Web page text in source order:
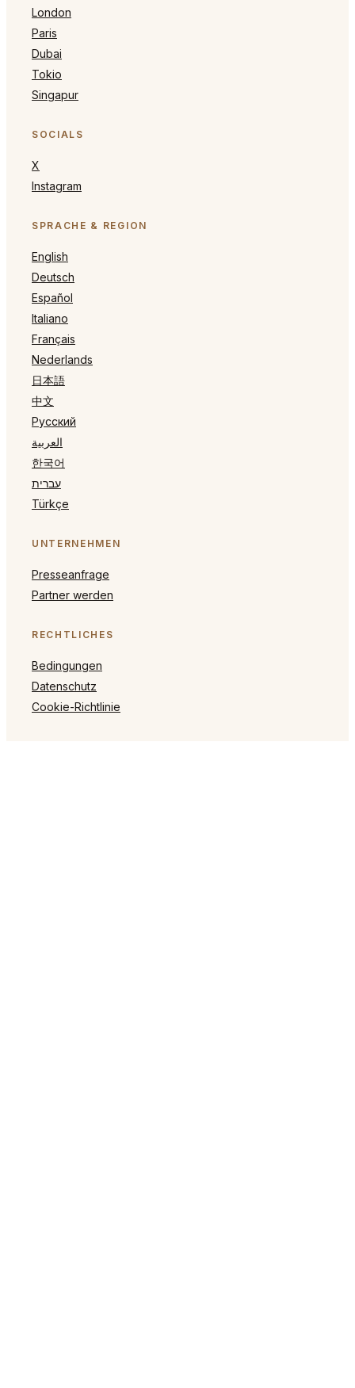
London
Paris
Dubai
Tokio
Singapur
SOCIALS
X
Instagram
SPRACHE & REGION
English
Deutsch
Español
Italiano
Français
Nederlands
日本語
中文
Русский
العربية
한국어
עברית
Türkçe
UNTERNEHMEN
Presseanfrage
Partner werden
RECHTLICHES
Bedingungen
Datenschutz
Cookie-Richtlinie